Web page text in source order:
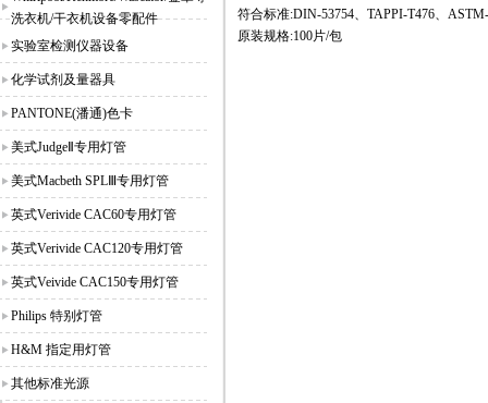
洗衣机/干衣机设备零配件
实验室检测仪器设备
化学试剂及量器具
PANTONE(潘通)色卡
美式JudgeⅡ专用灯管
美式Macbeth SPLⅢ专用灯管
英式Verivide CAC60专用灯管
英式Verivide CAC120专用灯管
英式Veivide CAC150专用灯管
Philips 特别灯管
H&M 指定用灯管
其他标准光源
符合标准:DIN-53754、TAPPI-T476、
原装规格:100片/包